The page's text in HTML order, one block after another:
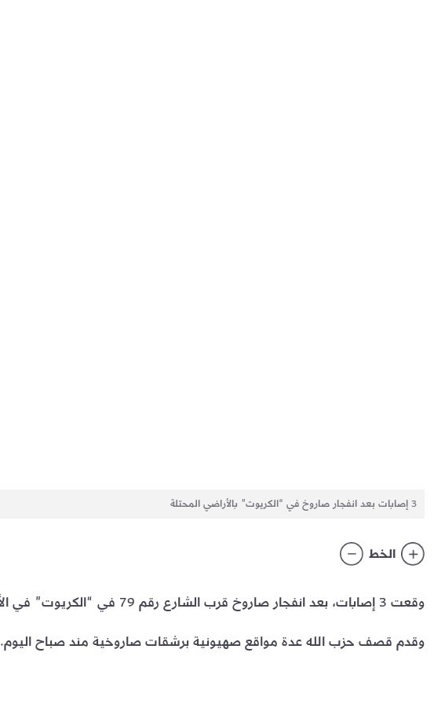
3 إصابات بعد انفجار صاروخ في “الكريوت” بالأراضي المحتلة
الخط
وقعت 3 إصابات، بعد انفجار صاروخ قرب الشارع رقم 79 في “الكريوت” في الأراضي المحتلة.
وقدم قصف حزب الله عدة مواقع صهيونية برشقات صاروخية مند صباح اليوم.